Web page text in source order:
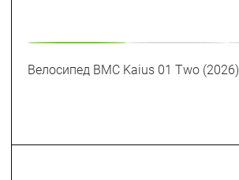
Велосипед BMC Kaius 01 Two (2026)